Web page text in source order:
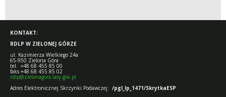
KONTAKT:
RDLP W ZIELONEJ GÓRZE
ul. Kazimierza Wielkiego 24a
65-950 Zielona Góra
tel. +48 68 455 85 00
faks +48 68 455 85 02
rdlp@zielonagora.lasy.gov.pl
Adres Elektronicznej Skrzynki Podawczej: /pgl_lp_1471/SkrytkaESP